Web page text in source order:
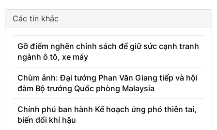
Các tin khác
Gỡ điểm nghẽn chính sách để giữ sức cạnh tranh
ngành ô tô, xe máy
Chùm ảnh: Đại tướng Phan Văn Giang tiếp và hội
đàm Bộ trưởng Quốc phòng Malaysia
Chính phủ ban hành Kế hoạch ứng phó thiên tai,
biến đổi khí hậu